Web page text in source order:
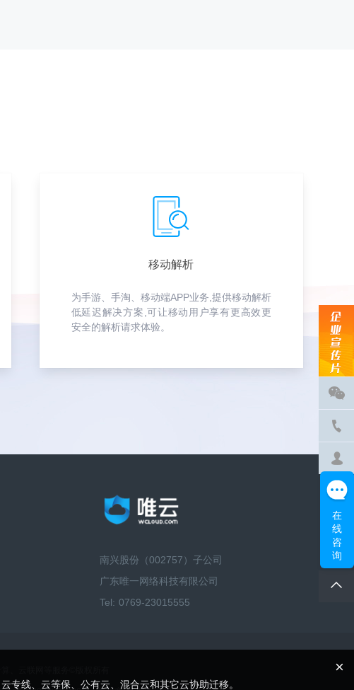
移动解析
为手游、手淘、移动端APP业务,提供移动解析
低延迟解决方案,可让移动用户享有更高效更
安全的解析请求体验。
南兴股份（002757）子公司
广东唯一网络科技有限公司
Tel: 0769-23015555
、云联网等服务©版权所有 ×
线、云等保、公有云、混合云和其它云协助迁移。
在
线
咨
询